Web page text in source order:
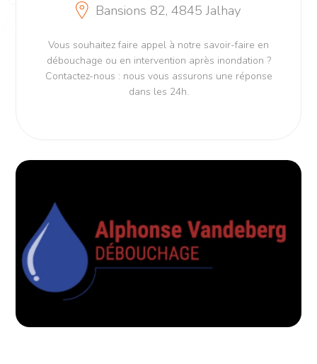
Bansions 82, 4845 Jalhay
Vous souhaitez faire appel à notre savoir-faire en
débouchage ou en intervention après inondation ?
Contactez-nous : nous vous assurons une réponse
dans les 24h.